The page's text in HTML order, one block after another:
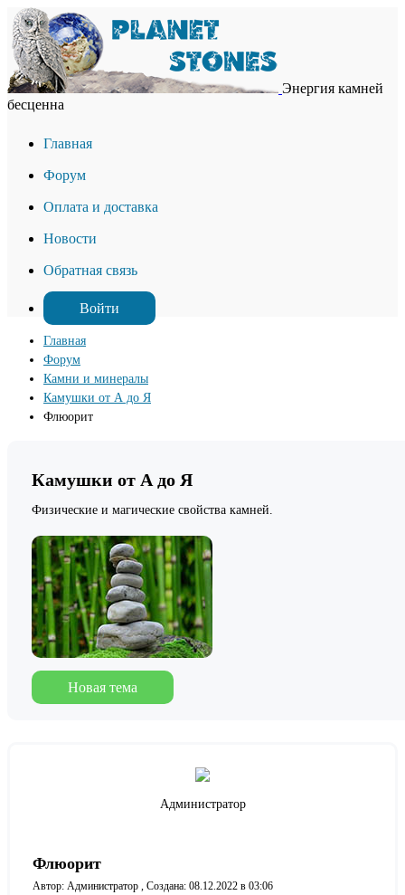
Энергия камней
бесценна
Главная
Форум
Оплата и доставка
Новости
Обратная связь
Войти
Главная
Форум
Камни и минералы
Камушки от А до Я
Флюорит
Камушки от А до Я
Физические и магические свойства камней.
Новая тема
Администратор
Флюорит
Автор: Администратор , Создана: 08.12.2022 в 03:06